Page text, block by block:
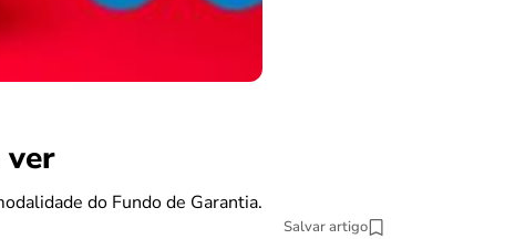
ver
do Fundo de Garantia.
Salvar artigo